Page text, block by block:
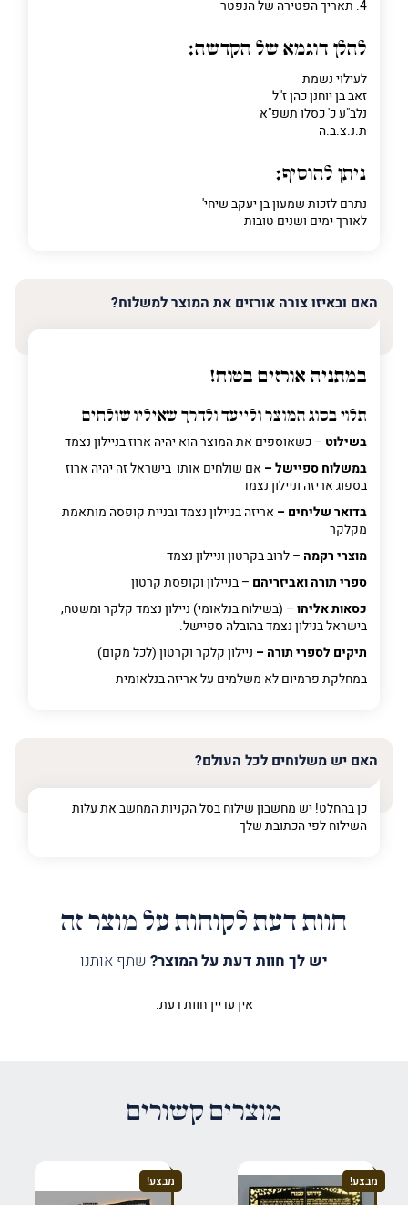
4. תאריך הפטירה של הנפטר
להלן דוגמא של הקדשה:
לעילוי נשמת
זאב בן יוחנן כהן ז"ל
נלב"ע כ' כסלו תשפ"א
ת.נ.צ.ב.ה
ניתן להוסיף:
נתרם לזכות שמעון בן יעקב שיחי'
לאורך ימים ושנים טובות
האם ובאיזו צורה אורזים את המוצר למשלוח?
במתניה אורזים בטוח!
תלוי בסוג המוצר ולייעד ולדרך שאיליו שולחים
בשילוט – כשאוספים את המוצר הוא יהיה ארוז בניילון נצמד
במשלוח ספיישל – אם שולחים אותו בישראל זה יהיה ארוז
בספוג אריזה וניילון נצמד
בדואר שליחים – אריזה בניילון נצמד ובניית קופסה מותאמת
מקלקר
מוצרי רקמה – לרוב בקרטון וניילון נצמד
ספרי תורה ואביזריהם – בניילון וקופסת קרטון
כסאות אליהו– (בשילוח בנלאומי) ניילון נצמד קלקר ומשטח,
בישראל בנילון נצמד בהובלה ספיישל.
תיקים לספרי תורה – ניילון קלקר וקרטון (לכל מקום)
במחלקת פרמיוםלא משלמים על אריזה בנלאומית
האם יש משלוחים לכל העולם?
כן בהחלט! יש מחשבון שילוח בסל הקניות המחשב את עלות
השילוח לפי הכתובת שלך
חוות דעת לקוחות על מוצר זה
יש לך חוות דעת על המוצר? שתף אותנו
הביקורת שלך*
אין עדיין חוות דעת.
מוצרים קשורים
מבצע! מבצע!